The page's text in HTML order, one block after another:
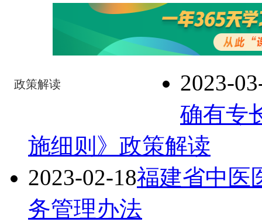
政策解读
2023-
确有专
施细则》政策解读
2023-02-18福建省中医
务管理办法